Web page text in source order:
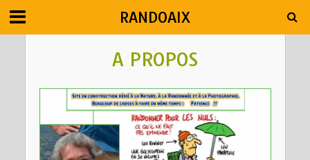
RANDOAIX
A PROPOS